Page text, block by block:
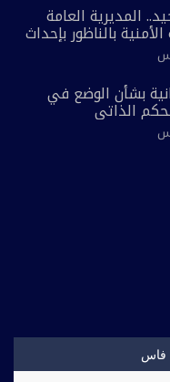
المديرية العامة
بالناظور بإحداث
بشأن الوضع في
الذاتي